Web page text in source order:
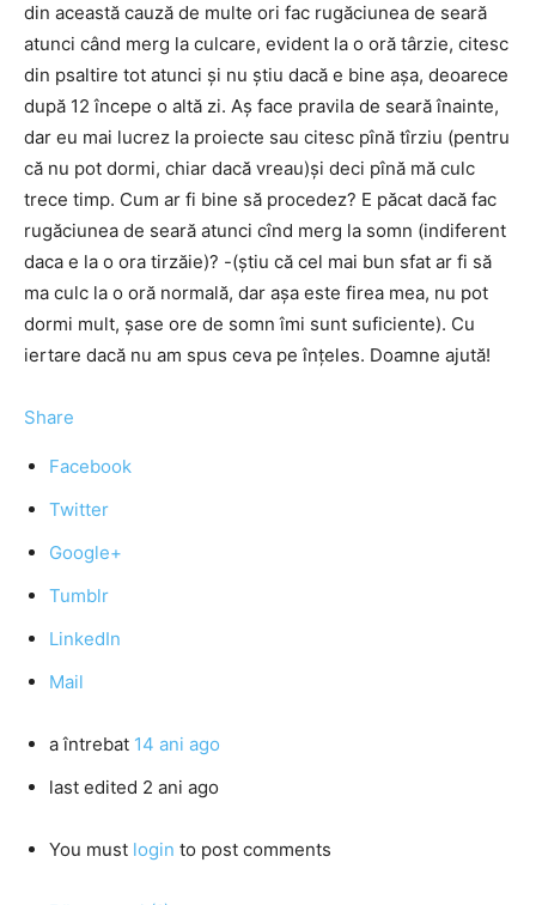
din această cauză de multe ori fac rugăciunea de seară
atunci când merg la culcare, evident la o oră târzie, citesc
din psaltire tot atunci și nu știu dacă e bine așa, deoarece
după 12 începe o altă zi. Aș face pravila de seară înainte,
dar eu mai lucrez la proiecte sau citesc pînă tîrziu (pentru
că nu pot dormi, chiar dacă vreau)și deci pînă mă culc
trece timp. Cum ar fi bine să procedez? E păcat dacă fac
rugăciunea de seară atunci cînd merg la somn (indiferent
daca e la o ora tirzăie)? -(știu că cel mai bun sfat ar fi să
ma culc la o oră normală, dar așa este firea mea, nu pot
dormi mult, șase ore de somn îmi sunt suficiente). Cu
iertare dacă nu am spus ceva pe înțeles. Doamne ajută!
Share
Facebook
Twitter
Google+
Tumblr
LinkedIn
Mail
a întrebat 14 ani ago
last edited 2 ani ago
You must login to post comments